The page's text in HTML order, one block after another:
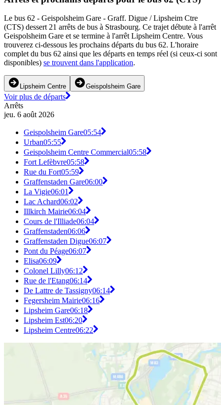
Le bus 62 - Geispolsheim Gare - Graff. Digue / Lipsheim Ctre
(CTS) dessert 21 arrêts de bus à Strasbourg. Ce trajet débute à l'arrêt
Geispolsheim Gare et se termine à l'arrêt Lipsheim Centre. Vous
trouverez ci-dessous les prochains départs du bus 62. L'horaire
complet du bus 62 ainsi que les départs en temps réel (si ceux-ci sont
disponibles) se trouvent dans l'application.
Lipsheim Centre Geispolsheim Gare
Voir plus de départs
Arrêts
jeu. 6 août 2026
Geispolsheim Gare05:54
Urban05:55
Geispolsheim Centre Commercial05:58
Fort Lefèbvre05:58
Rue du Fort05:59
Graffenstaden Gare06:00
La Vigie06:01
Lac Achard06:02
Illkirch Mairie06:04
Cours de l'Illiade06:04
Graffenstaden06:06
Graffenstaden Digue06:07
Pont du Péage06:07
Elisa06:09
Colonel Lilly06:12
Rue de l'Etang06:14
De Lattre de Tassigny06:14
Fegersheim Mairie06:16
Lipsheim Gare06:18
Lipsheim Est06:20
Lipsheim Centre06:22